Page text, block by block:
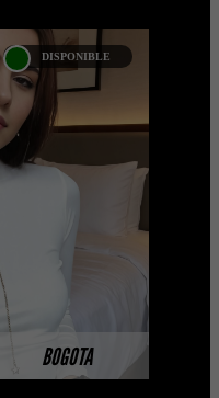
BOGOTA
DISPONIBLE
NUEVA
de nuestras
están